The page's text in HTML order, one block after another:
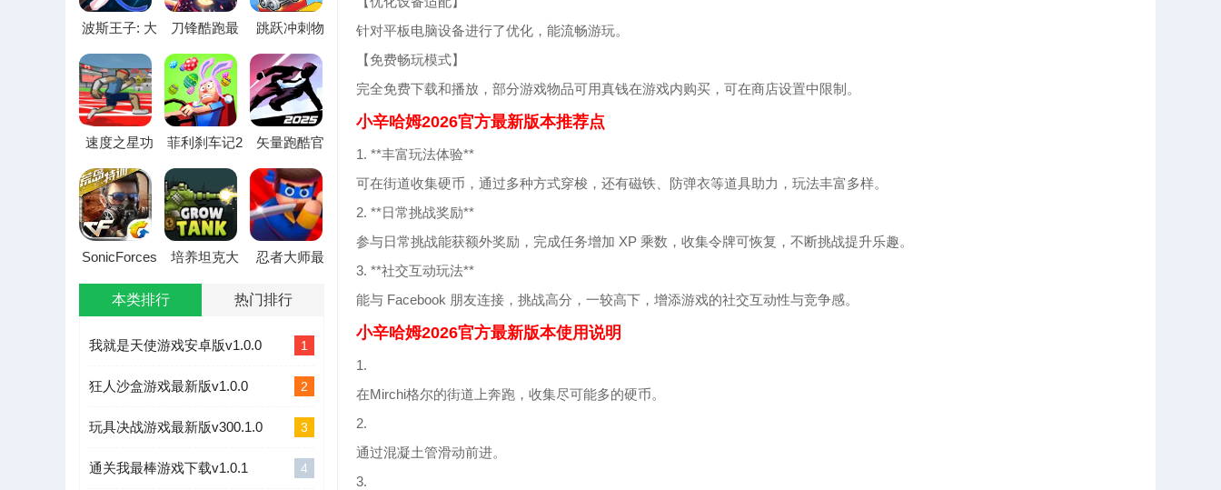
波斯王子: 大
部最新手机
版
刀锋酷跑最
跳跃冲刺物
跑酷游戏)
速度之星功
版2026最新
版本
菲利刹车记2
矢量跑酷官
SonicForces
培养坦克大
忍者大师最
本类排行
热门排行
1
我就是天使游戏安卓版v1.0.0
2
狂人沙盒游戏最新版v1.0.0
3
玩具决战游戏最新版v300.1.0
4
通关我最棒游戏下载v1.0.1
针对平板电脑设备进行了优化，能流畅游玩。
【免费畅玩模式】
完全免费下载和播放，部分游戏物品可用真钱在游戏内购买，可在商店设置中限制。
小辛哈姆2026官方最新版本推荐点
1. **丰富玩法体验**
可在街道收集硬币，通过多种方式穿梭，还有磁铁、防弹衣等道具助力，玩法丰富多样。
2. **日常挑战奖励**
参与日常挑战能获额外奖励，完成任务增加 XP 乘数，收集令牌可恢复，不断挑战提升乐趣。
3. **社交互动玩法**
能与 Facebook 朋友连接，挑战高分，一较高下，增添游戏的社交互动性与竞争感。
小辛哈姆2026官方最新版本使用说明
1.
在Mirchi格尔的街道上奔跑，收集尽可能多的硬币。
2.
通过混凝土管滑动前进。
3.